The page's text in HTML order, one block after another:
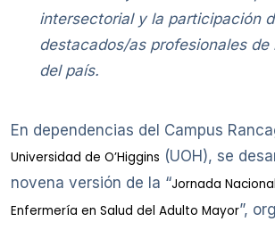
intersectorial y la participación
destacados/as profesionales de
del país.
En dependencias del Campus
Universidad de O’Higgins (UOH), se
novena versión de la “Jornada
Enfermería en Salud del Adulto Mayor”,